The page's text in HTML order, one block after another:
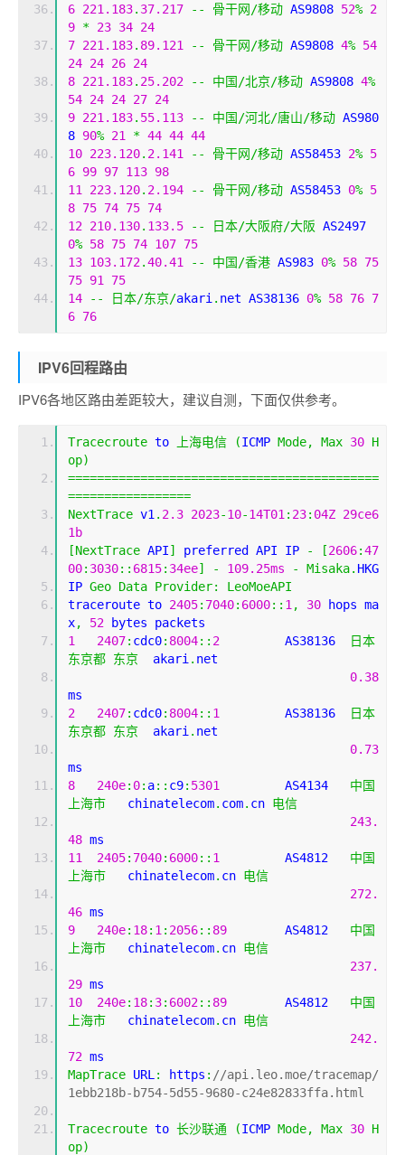
6 221.183. 37.217 -- 骨干网/移动 AS9808 52% 2
9 * 23 34 24
7 221.183. 89.121 -- 骨干网/移动 AS9808 4% 54
24 24 26 24
8 221.183. 25.202 -- 中国/北京/移动 AS9808 4%
54 24 24 27 24
9 221.183. 55.113 -- 中国/河北/唐山/移动 AS980
8 90% 21 * 44 44 44
10 223.120. 2.141 -- 骨干网/移动 AS58453 2% 5
6 99 97 113 98
11
223.120. 2.194 -- 骨干网/移动 AS58453 0% 5
8 75 74 75 74
12 210.130. 133.5 -- 日本/大阪府/大阪
0% 58 75 74 107 75
13 103.172.40.41 -- 中国/香港 AS983 0% 58 75
75 91
75
14
-- 日本/东京/akari . net AS38136 0% 58 76 7
6 76
IPV6回程路由
IPV6各地区路由差距较大，建议自测，下面仅供参考。
Tracecroute to 上海电信 (ICMP Mode, Max 30 H
op)
===========================================
=================
NextTrace v1 . 2.3 2023-10-14T01 : 23: 04Z 29ce6
1b
[NextTrace API] preferred API IP - [2606:47
00: 3030:: 6815: 34ee] - 109.25ms - Misaka. HKG
IP Geo Data Provider:
LeoMoeAPI
traceroute to 2405: 7040: 6000:: 1 , 30 hops ma
x, 52 bytes packets
1
2407: cdc0: 8004:: 2
         AS38136
日本
东京都 东京
  akari
. net
0.38
ms
2
2407: cdc0: 8004:: 1
         AS38136
日本
东京都 东京
  akari
. net
0.73
ms
8
240e: 0: a:: c9: 5301
         AS4134
中国
上海市
   chinatelecom
. com. cn 电信
243.
48 ms
11
2405: 7040: 6000:: 1
         AS4812
中国
上海市
   chinatelecom
. cn 电信
272.
46 ms
9
240e: 18: 1 : 2056:: 89
        AS4812
中国
上海市
   chinatelecom
. cn 电信
237.
29 ms
10
240e: 18: 3: 6002:: 89
        AS4812
中国
上海市
   chinatelecom
. cn 电信
242.
72 ms
MapTrace URL : https : //api.leo.moe/tracemap/
1ebb218b-b754-5d55-9680-c24e82833ffa.html
Tracecroute to 长沙联通 (ICMP Mode, Max 30 H
op)